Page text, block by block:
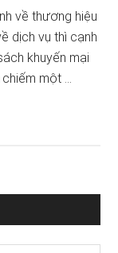
về thương hiệu
dịch vụ thì cạnh
khuyến mại
một …